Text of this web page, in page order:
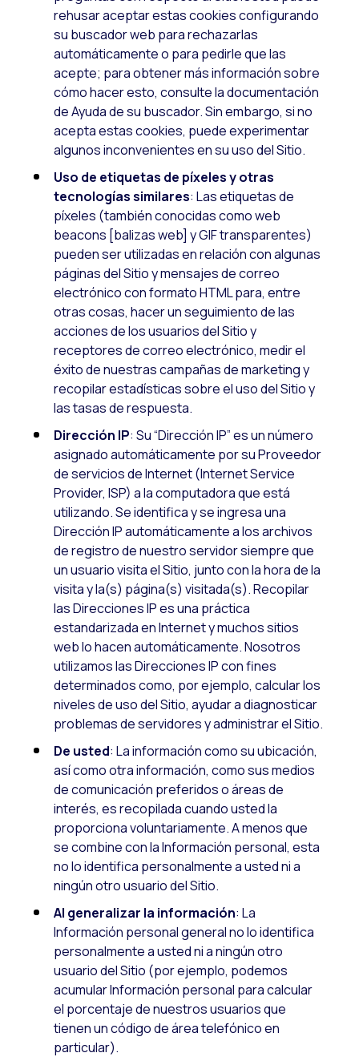
rehusar aceptar estas cookies configurando
su buscador web para rechazarlas
automáticamente o para pedirle que las
acepte; para obtener más información sobre
cómo hacer esto, consulte la documentación
de Ayuda de su buscador. Sin embargo, si no
acepta estas cookies, puede experimentar
algunos inconvenientes en su uso del Sitio.
Uso de etiquetas de píxeles yotras
tecnologías similares: Las etiquetas de
píxeles (también conocidas como web
beacons [balizas web] y GIF transparentes)
pueden ser utilizadas en relación con algunas
páginas del Sitio y mensajes de correo
electrónico con formato HTML para, entre
otras cosas, hacer un seguimiento de las
acciones de los usuarios del Sitio y
receptores de correo electrónico, medir el
éxito de nuestras campañas de marketing y
recopilar estadísticas sobre el uso del Sitio y
las tasas de respuesta.
Dirección IP: Su “Dirección IP” es un número
asignado automáticamente por su Proveedor
de servicios de Internet (Internet Service
Provider, ISP) a la computadora que está
utilizando. Se identifica y se ingresa una
Dirección IP automáticamente a los archivos
de registro de nuestro servidor siempre que
un usuario visita el Sitio, junto con la hora de la
visita y la(s) página(s) visitada(s). Recopilar
las Direcciones IP es una práctica
estandarizada en Internet y muchos sitios
web lo hacen automáticamente. Nosotros
utilizamos las Direcciones IP con fines
determinados como, por ejemplo, calcular los
niveles de uso del Sitio, ayudar a diagnosticar
problemas de servidores y administrar el Sitio.
De usted: La información como su ubicación,
así como otra información, como sus medios
de comunicación preferidos o áreas de
interés, es recopilada cuando usted la
proporciona voluntariamente. A menos que
se combine con la Información personal, esta
no lo identifica personalmente a usted ni a
ningún otro usuario del Sitio.
Al generalizar la información: La
Información personal general no lo identifica
personalmente a usted ni a ningún otro
usuario del Sitio (por ejemplo, podemos
acumular Información personal para calcular
el porcentaje de nuestros usuarios que
tienen un código de área telefónico en
particular).